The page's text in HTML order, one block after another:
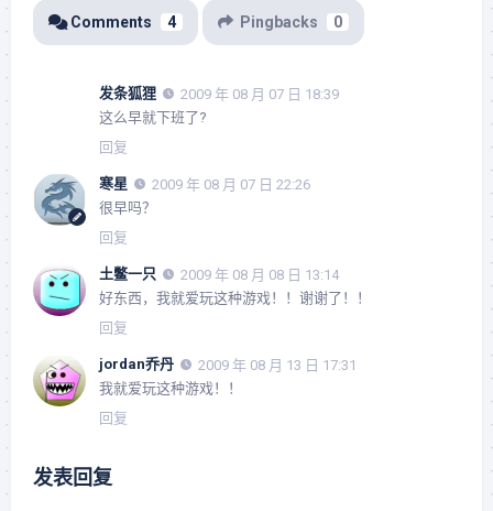
Comments 4 Pingbacks 0
发条狐狸
2009 年 08 月 07 日 18:39
这么早就下班了?
回复
寒星
2009 年 08 月 07 日 22:26
很早吗？
回复
土鳖一只
2009 年 08 月 08 日 13:14
好东西，我就爱玩这种游戏！！谢谢了！！
回复
jordan乔丹
2009 年 08 月 13 日 17:31
我就爱玩这种游戏！！
回复
发表回复